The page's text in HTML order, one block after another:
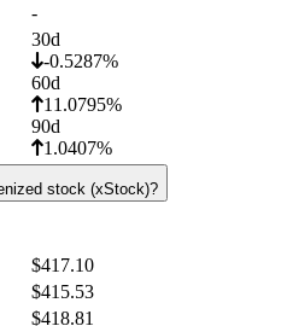
-
30d
-0.5287%
60d
11.0795%
90d
1.0407%
stock (xStock)?
$417.10
$415.53
$418.81